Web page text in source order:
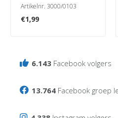
Artikelnr. 3000/0103
€1,99
6.143 Facebook volgers
13.764 Facebook groep